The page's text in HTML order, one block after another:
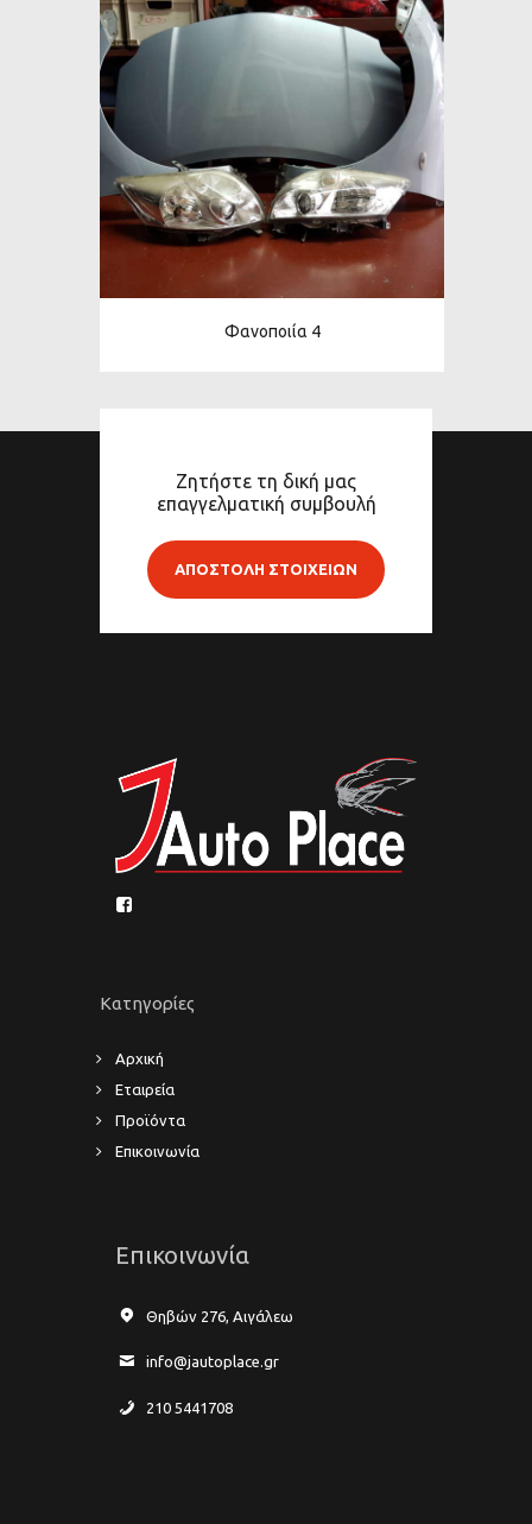
Φανοποιία 4
Ζητήστε τη δική μας
επαγγελματική συμβουλή
ΑΠΟΣΤΟΛΗ ΣΤΟΙΧΕΙΩΝ
Κατηγορίες
Αρχική
Εταιρεία
Προϊόντα
Επικοινωνία
Επικοινωνία
Θηβών 276, Αιγάλεω
info@jautoplace.gr
210 5441708